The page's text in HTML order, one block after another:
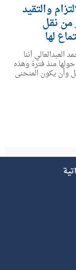
والتقيد
من نقل
لها
أننا
منذ فترة وهذه
وأن يكون المنحنى